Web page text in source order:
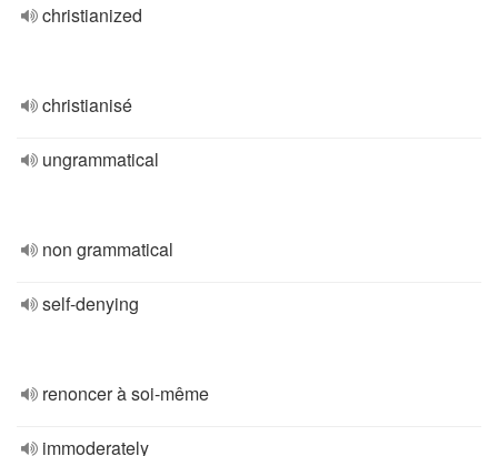
christianized
christianisé
ungrammatical
non grammatical
self-denying
renoncer à soi-même
immoderately